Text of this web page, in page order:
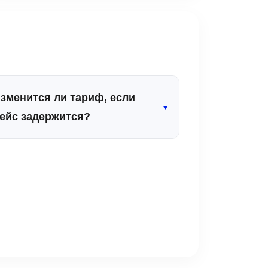
ли тариф, если
задержится?
▼